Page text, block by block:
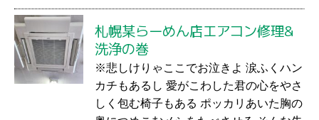
札幌某らーめん店エアコン修理&
洗浄の巻
※悲しけりゃここでお泣きよ 涙ふくハン
カチもあるし 愛がこわした君の心をやさ
しく包む椅子もある ポッカリあいた胸の